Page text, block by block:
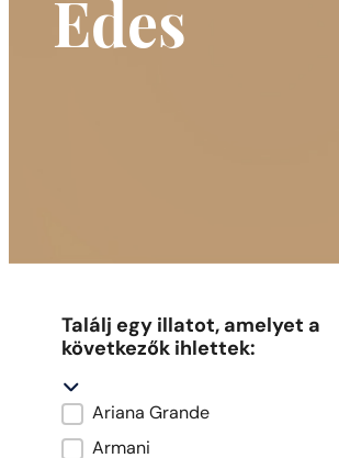
Édes
Találj egy illatot, amelyet a
következők ihlettek:
Marka oryginału
Ariana Grande
Armani